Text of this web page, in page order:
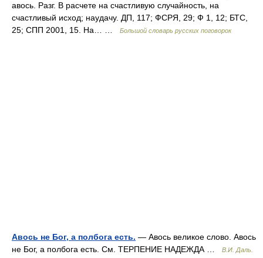
авось. Разг. В расчете на счастливую случайность, на
счастливый исход; наудачу. ДП, 117; ФСРЯ, 29; Ф 1, 12; БТС,
25; СПП 2001, 15. На… …
Большой словарь русских поговорок
Авось не Бог, а полбога есть. — Авось великое слово. Авось
не Бог, а полбога есть. См. ТЕРПЕНИЕ НАДЕЖДА …
В.И. Даль.